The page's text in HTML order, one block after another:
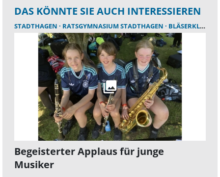
DAS KÖNNTE SIE AUCH INTERESSIEREN
STADTHAGEN RATSGYMNASIUM STADTHAGEN BLÄSERKLASSE
Begeisterter Applaus für junge
Musiker